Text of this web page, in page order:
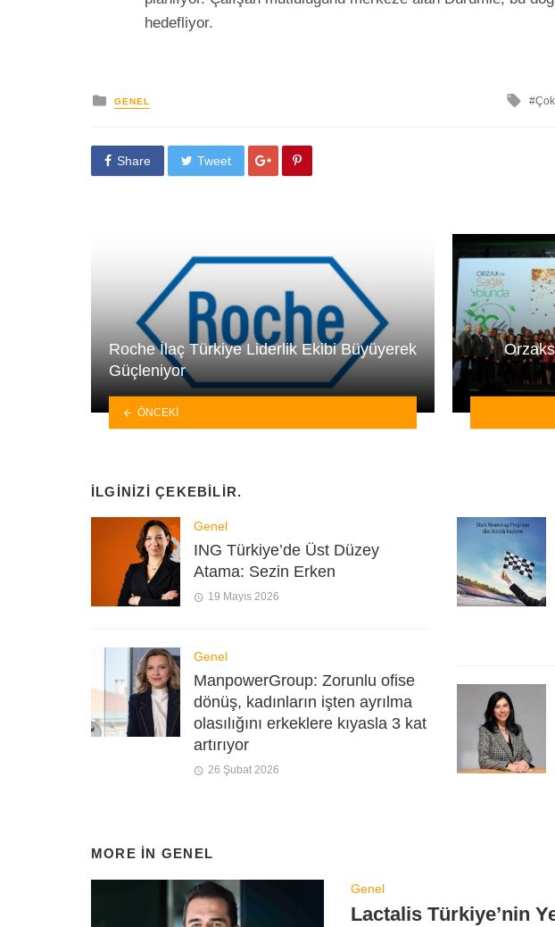
hedefliyor.
yayınlanan
GENEL
ile
Share Tweet
Roche İlaç Türkiye Liderlik Ekibi Büyüyerek
Güçleniyor
ÖNCEKI
İLGINIZI ÇEKEBILIR.
Genel
ING Türkiye’de Üst Düzey
Atama: Sezin Erken
19 Mayıs 2026
Genel
ManpowerGroup: Zorunlu ofise
dönüş, kadınların işten ayrılma
olasılığını erkeklere kıyasla 3 kat
artırıyor
26 Şubat 2026
MORE IN GENEL
Genel
Lactalis Türkiye’nin